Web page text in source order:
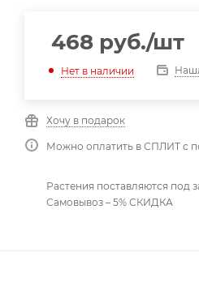
468 руб./шт
Нет в наличии
Хочу в подарок
Можно оплатить в СПЛИТ с
Растения поставляются под
Самовывоз – 5% СКИДКА